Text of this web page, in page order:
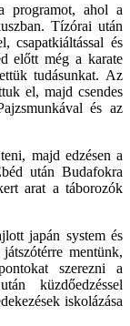
programot, ahol a
Tízórai után
csapatkiáltással és
előtt még a karate
tudásunkat. Az
el, majd csendes
és az
majd edzésen a
után Budafokra
arat a táborozók
japán system és
mentünk,
szerezni a
küzdőedzéssel
iskolázása